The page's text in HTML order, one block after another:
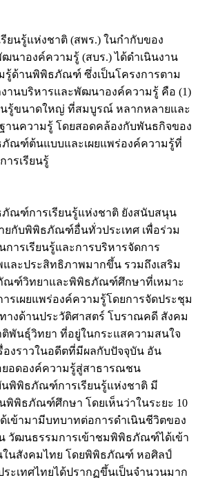
นาองค์ความรู้ (สบร.) ได้ดำเนินงาน
รู้ด้านพิพิธภัณฑ์ ซึ่งเป็นโครงการตาม
านบริหารและพัฒนาองค์ความรู้ คือ (1)
นรู้ขนาดใหญ่ ที่สมบูรณ์ หลากหลายและ
านความรู้ โดยสอดคล้องกับพันธกิจของ
ภัณฑ์ต้นแบบและเผยแพร่องค์ความรู้ที่
รเรียนรู้
ยกับพิพิธภัณฑ์อื่นทั่วประเทศ เพื่อร่วม
การเรียนรู้และการบริหารจัดการ
ะประสิทธิภาพมากขึ้น รวมถึงเสริม
ณฑ์วิทยาและพิพิธภัณฑ์ศึกษาที่เหมาะ
เผยแพร่องค์ความรู้โดยการจัดประชุม
างด้านประวัติศาสตร์ โบราณคดี สังคม
พันธุ์วิทยา ที่อยู่ในกระแสความสนใจ
องราวในอดีตที่มีผลกับปัจจุบัน อัน
ยอดองค์ความรู้สู่สาธารณชน
พิพิธภัณฑ์การเรียนรู้แห่งชาติ มี
พิพิธภัณฑ์ศึกษา โดยเห็นว่าในระยะ 10
ข้ามามีบทบาทต่อการดำเนินชีวิตของ
วัฒนธรรมการเข้าชมพิพิธภัณฑ์ได้เข้า
ในสังคมไทย โดยพิพิธภัณฑ์ หอศิลป์
ะเทศไทยได้ปรากฏขึ้นเป็นจำนวนมาก
รียนรู้ แหล่งพักผ่อนหย่อนใจ แหล่งสาระ